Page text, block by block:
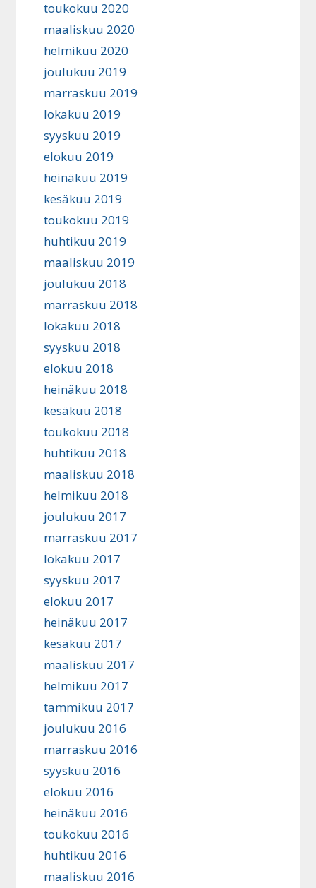
toukokuu 2020
maaliskuu 2020
helmikuu 2020
joulukuu 2019
marraskuu 2019
lokakuu 2019
syyskuu 2019
elokuu 2019
heinäkuu 2019
kesäkuu 2019
toukokuu 2019
huhtikuu 2019
maaliskuu 2019
joulukuu 2018
marraskuu 2018
lokakuu 2018
syyskuu 2018
elokuu 2018
heinäkuu 2018
kesäkuu 2018
toukokuu 2018
huhtikuu 2018
maaliskuu 2018
helmikuu 2018
joulukuu 2017
marraskuu 2017
lokakuu 2017
syyskuu 2017
elokuu 2017
heinäkuu 2017
kesäkuu 2017
maaliskuu 2017
helmikuu 2017
tammikuu 2017
joulukuu 2016
marraskuu 2016
syyskuu 2016
elokuu 2016
heinäkuu 2016
toukokuu 2016
huhtikuu 2016
maaliskuu 2016